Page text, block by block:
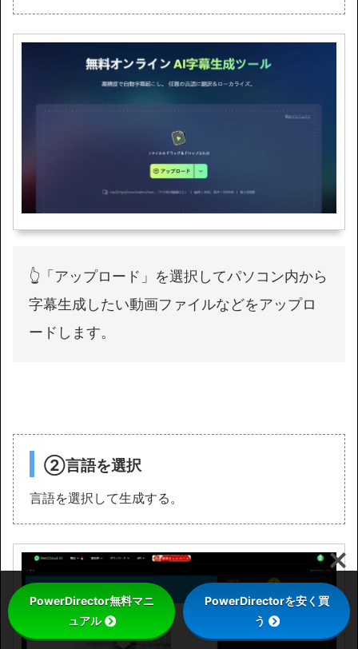
👆「アップロード」を選択してパソコン内から
字幕生成したい動画ファイルなどをアップロ
ードします。
②言語を選択
言語を選択して生成する。
PowerDirector無料マニ
ュアル
PowerDirectorを安く買
う